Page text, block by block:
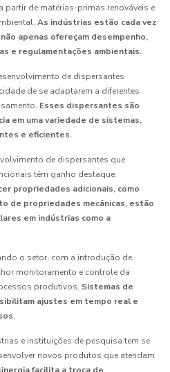
de matérias-primas renováveis e
As indústrias estão cada vez
apenas ofereçam desempenho,
e regulamentações ambientais.
de dispersantes
de se adaptarem a diferentes
Esses dispersantes são
em uma variedade de sistemas,
e eficientes.
de dispersantes que
têm ganho destaque.
propriedades adicionais, como
de propriedades mecânicas, estão
em indústrias como a
o setor, com a introdução de
monitoramento e controle da
produtivos. Sistemas de
ajustes em tempo real e
e instituições de pesquisa tem se
novos produtos que atendam